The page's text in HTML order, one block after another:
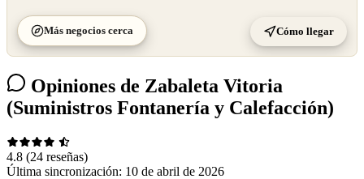
Más negocios cerca Cómo llegar
Opiniones de Zabaleta Vitoria
(Suministros Fontanería y Calefacción)
4.8 (24 reseñas)
Última sincronización: 10 de abril de 2026